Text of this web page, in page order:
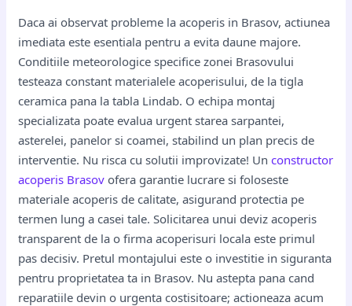
Daca ai observat probleme la acoperis in Brasov, actiunea
imediata este esentiala pentru a evita daune majore.
Conditiile meteorologice specifice zonei Brasovului
testeaza constant materialele acoperisului, de la tigla
ceramica pana la tabla Lindab. O echipa montaj
specializata poate evalua urgent starea sarpantei,
asterelei, panelor si coamei, stabilind un plan precis de
interventie. Nu risca cu solutii improvizate! Unconstructor
acoperis Brasov ofera garantie lucrare si foloseste
materiale acoperis de calitate, asigurand protectia pe
termen lung a casei tale. Solicitarea unui deviz acoperis
transparent de la o firma acoperisuri locala este primul
pas decisiv. Pretul montajului este o investitie in siguranta
pentru proprietatea ta in Brasov. Nu astepta pana cand
reparatiile devin o urgenta costisitoare; actioneaza acum